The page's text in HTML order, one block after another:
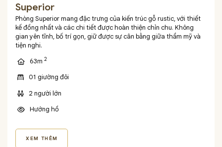
Superior
Phòng Superior mang đặc trưng của kiến trúc gỗ rustic, với thiết
kế đồng nhất và các chi tiết được hoàn thiện chỉn chu. Không
gian yên tĩnh, bố trí gọn, giữ được sự cân bằng giữa thẩm mỹ và
tiện nghi.
63m 2
01 giường đôi
2 người lớn
Hướng hồ
XEM THÊM